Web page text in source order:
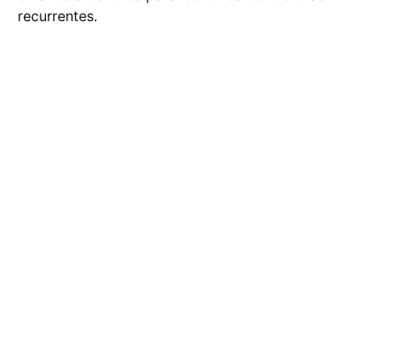
recurrentes.